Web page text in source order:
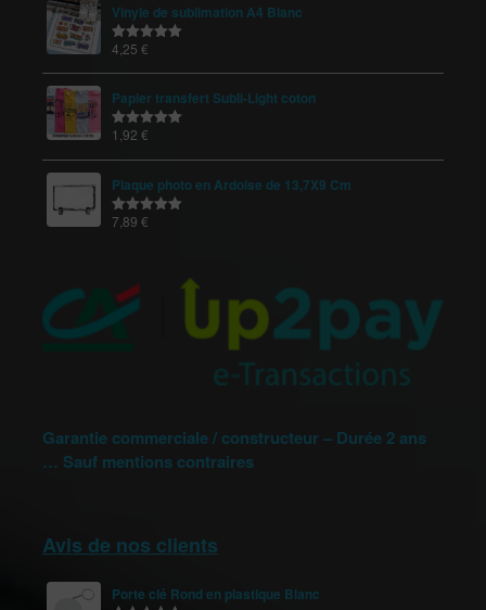
Vinyle de sublimation A4 Blanc
Note5.00
4,25 €
Papier transfert Subli-Light coton
Note5.00
1,92 €
Plaque photo en Ardoise de 13,7X9 Cm
Note5.00
7,89 €
Garantie commerciale / constructeur – Durée 2 ans
… Sauf mentions contraires
Avis de nos clients
Porte clé Rond en plastique Blanc